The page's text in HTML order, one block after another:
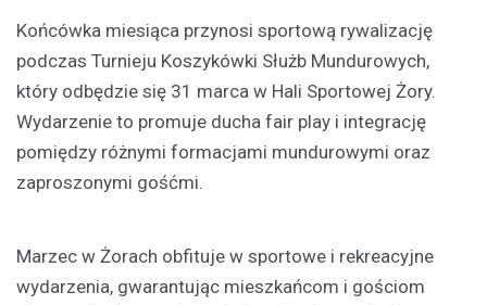
Końcówka miesiąca przynosi sportową rywalizację
podczas Turnieju Koszykówki Służb Mundurowych,
który odbędzie się 31 marca w Hali Sportowej Żory.
Wydarzenie to promuje ducha fair play i integrację
pomiędzy różnymi formacjami mundurowymi oraz
zaproszonymi gośćmi.
Marzec w Żorach obfituje w sportowe i rekreacyjne
wydarzenia, gwarantując mieszkańcom i gościom